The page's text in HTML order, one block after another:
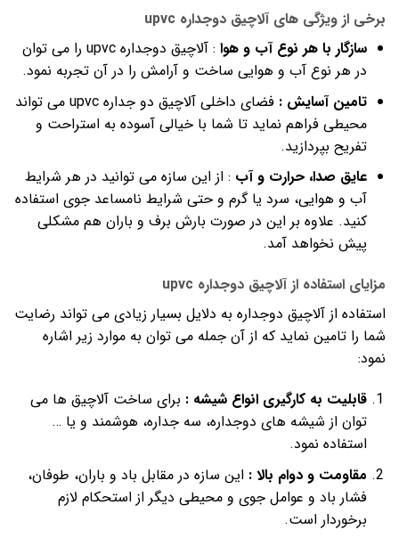
برخی از ویژگی های آلاچیق دوجداره upvc
سازگار با هر نوع آب و هوا
: آلاچیق دوجداره upvc را می توان
در هر نوع آب و هوایی ساخت و آرامش را در آن تجربه نمود.
تامین آسایش :
فضای داخلی آلاچیق دو جداره upvc می تواند
محیطی فراهم نماید تا شما با خیالی آسوده به استراحت و
تفریح بپردازید.
عایق صدا، حرارت و آب : از این سازه می توانید در هر شرایط
آب و هوایی، سرد یا گرم و حتی شرایط نامساعد جوی استفاده
کنید. علاوه بر این در صورت بارش برف و باران هم مشکلی
پیش نخواهد آمد.
مزایای استفاده از آلاچیق دوجداره upvc
استفاده از آلاچیق دوجداره به دلایل بسیار زیادی می تواند رضایت
شما را تامین نماید که از آن جمله می توان به موارد زیر اشاره
نمود:
قابلیت به کارگیری انواع شیشه : برای ساخت آلاچیق ها می
توان از شیشه های دوجداره، سه جداره، هوشمند و یا …
استفاده نمود.
مقاومت و دوام بالا : این سازه در مقابل باد و باران، طوفان،
فشار باد و عوامل جوی و محیطی دیگر از استحکام لازم
برخوردار است.